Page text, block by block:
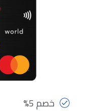
خصم 5%